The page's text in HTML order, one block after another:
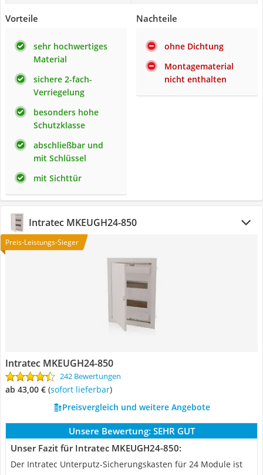
Vorteile
sehr hochwertiges
Material
sichere 2-fach-
Verriegelung
besonders hohe
Schutzklasse
abschließbar und
mit Schlüssel
mit Sichttür
Nachteile
ohne Dichtung
Montagematerial
nicht enthalten
Intratec MKEUGH24-850
Preis-Leistungs-Sieger
Intratec MKEUGH24-850
242 Bewertungen
ab 43,00 € ( Sofort lieferbar)
Preisvergleich und weitere Angebote
Unsere Bewertung: SEHR GUT
Unser Fazit für Intratec MKEUGH24-850:
Der Intratec Unterputz-Sicherungskasten für 24 Module ist